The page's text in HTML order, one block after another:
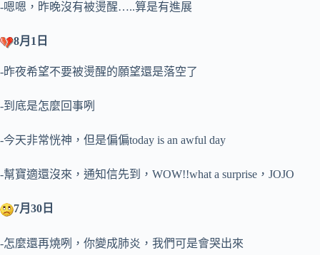
-嗯嗯，昨晚沒有被燙醒…..算是有進展
8月1日
-昨夜希望不要被燙醒的願望還是落空了
-到底是怎麼回事咧
-今天非常恍神，但是偏偏today is an awful day
-幫寶適還沒來，通知信先到，WOW!!what a surprise，JOJO
7月30日
-怎麼還再燒咧，你變成肺炎，我們可是會哭出來